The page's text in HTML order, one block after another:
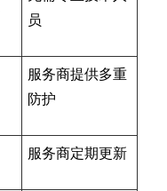
员
服务商提供多重
防护
服务商定期更新